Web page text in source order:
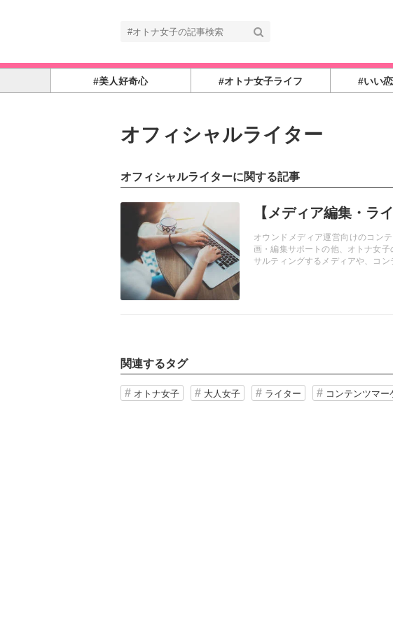
#美人好奇心 #オトナ女子ライフ #いい
オフィシャルライター
オフィシャルライターに関する記事
【メディア編集・ライ
オウンドメディア運営向けのコン
画・編集サポートの他、オトナ女
サルティングするメディアや、コ
関連するタグ
オトナ女子 大人女子 ライター コンテンツマー